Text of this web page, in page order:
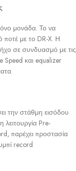
μονάδα. Το να
ποτέ με το DR-X. Η
σε συνδυασμό με τις
Speed και equalizer
την στάθμη εισόδου
Pre-
παρέχει προστασία
record